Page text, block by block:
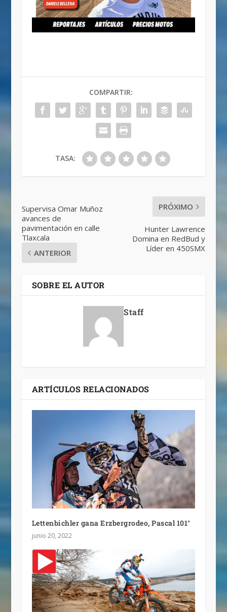
COMPARTIR:
TASA:
Supervisa Omar Muñoz
avances de
pavimentación en calle
Tlaxcala
ANTERIOR
PRÓXIMO
Hunter Lawrence
Domina en RedBud y
Líder en 450SMX
SOBRE EL AUTOR
Staff
ARTÍCULOS RELACIONADOS
Lettenbichler gana Erzbergrodeo, Pascal 101°
junio 20, 2022